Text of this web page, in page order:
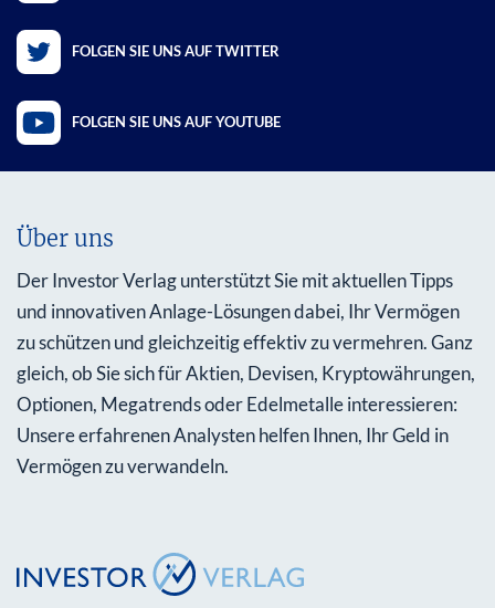
FOLGEN SIE UNS AUF TWITTER
FOLGEN SIE UNS AUF YOUTUBE
Über uns
Der Investor Verlag unterstützt Sie mit aktuellen Tipps
und innovativen Anlage-Lösungen dabei, Ihr Vermögen
zu schützen und gleichzeitig effektiv zu vermehren. Ganz
gleich, ob Sie sich für Aktien, Devisen, Kryptowährungen,
Optionen, Megatrends oder Edelmetalle interessieren:
Unsere erfahrenen Analysten helfen Ihnen, Ihr Geld in
Vermögen zu verwandeln.